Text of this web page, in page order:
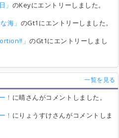
」 のKeyにエントリーしました。
海」 のGt1にエントリーしました。
」のGt1にエントリーしまし
一覧を見る
！ に晴さんがコメントしました。
！ にりょうすけさんがコメントしま